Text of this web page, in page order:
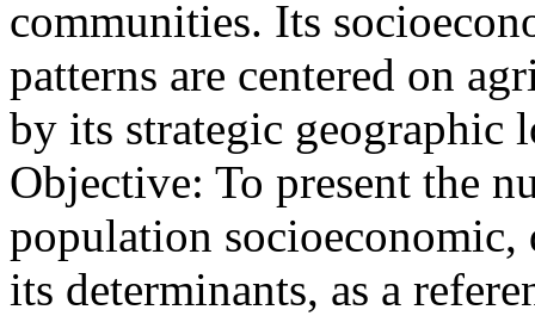
communities. Its
patterns are centered on
by its strategic geographic
Objective: To present the
population
its determinants, as a